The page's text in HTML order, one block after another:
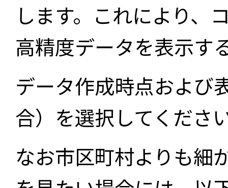
します。これにより、
高精度データを表示す
データ作成時点および
合）を選択してくださ
なお市区町村よりも細